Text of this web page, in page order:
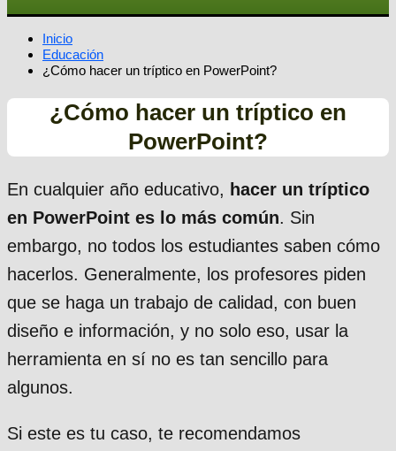
Inicio
Educación
¿Cómo hacer un tríptico en PowerPoint?
¿Cómo hacer un tríptico en
PowerPoint?
En cualquier año educativo, hacer un tríptico
en PowerPoint es lo más común. Sin
embargo, no todos los estudiantes saben cómo
hacerlos. Generalmente, los profesores piden
que se haga un trabajo de calidad, con buen
diseño e información, y no solo eso, usar la
herramienta en sí no es tan sencillo para
algunos.
Si este es tu caso, te recomendamos